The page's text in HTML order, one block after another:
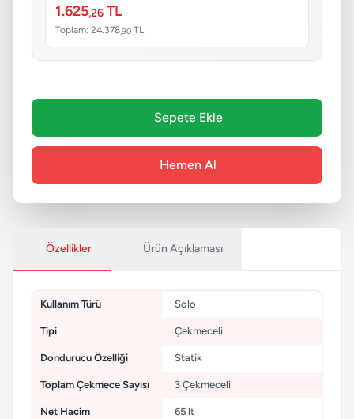
1.625,26 TL
Toplam: 24.378,90 TL
Sepete Ekle
Hemen Al
Özellikler Ürün Açıklaması
Kullanım Türü Solo
Tipi Çekmeceli
Dondurucu Özelliği Statik
Toplam Çekmece Sayısı 3 Çekmeceli
Net Hacim 65 lt